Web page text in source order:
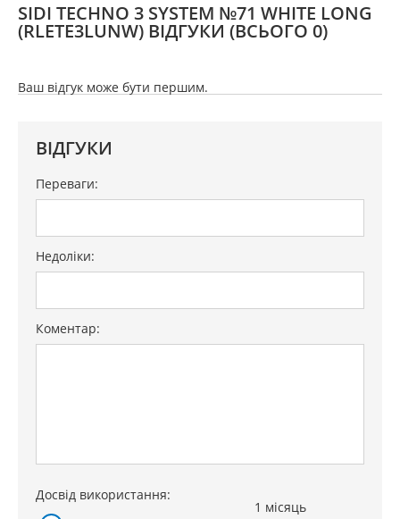
SIDI TECHNO 3 SYSTEM №71 WHITE LONG
(RLETE3LUNW) ВІДГУКИ (ВСЬОГО 0)
Ваш відгук може бути першим.
ВІДГУКИ
Переваги:
Недоліки:
Коментар:
Досвід використання:
1 місяць